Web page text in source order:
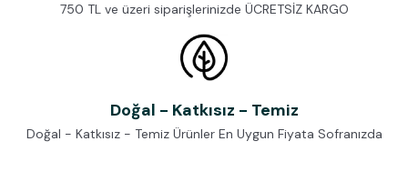
750 TL ve üzeri siparişlerinizde ÜCRETSİZ KARGO
Doğal - Katkısız - Temiz
Doğal - Katkısız - Temiz Ürünler En Uygun Fiyata Sofranızda